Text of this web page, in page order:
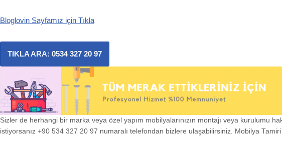
Bloglovin Sayfamız için Tıkla
TIKLA ARA: 0534 327 20 97
Sizler de herhangi bir marka veya özel yapım mobilyalarınızın montajı veya kurulumu
istiyorsanız +90 534 327 20 97 numaralı telefondan bizlere ulaşabilirsiniz. Mobilya Tamiri